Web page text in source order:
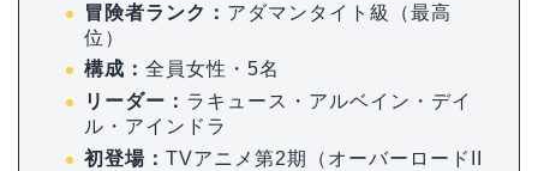
冒険者ランク： アダマンタイト級（最高
位）
構成： 全員女性・5名
リーダー： ラキュース・アルベイン・デイ
ル・アインドラ
初登場： TVアニメ第2期（オーバーロードII